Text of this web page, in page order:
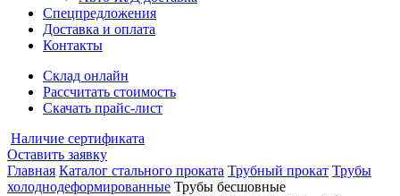
Спецпредложения
Доставка и оплата
Контакты
Склад онлайн
Рассчитать стоимость
Скачать прайс-лист
Наличие сертификата
Оставить заявку
Главная Каталог стального проката Трубный прокат Трубы
холоднодеформированные Трубы бесшовные